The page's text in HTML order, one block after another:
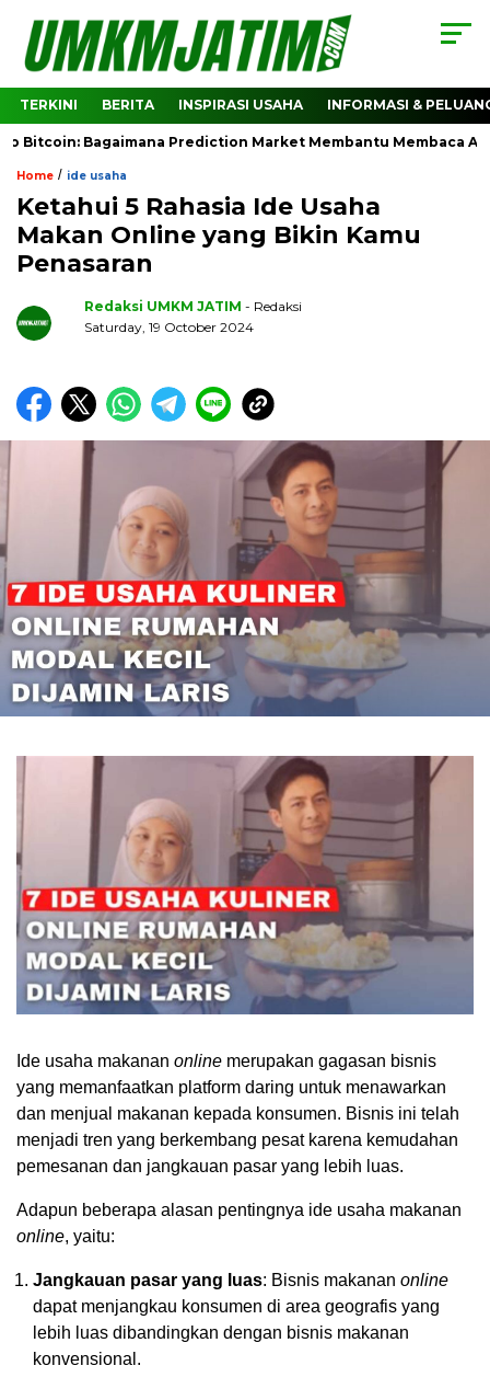
TERKINI BERITA INSPIRASI USAHA INFORMASI &
Bagaimana Prediction Market Membantu Membaca Arah
Home / ide usaha
Ketahui 5 Rahasia Ide Usaha
Makan Online yang Bikin Kamu
Penasaran
Redaksi UMKM JATIM - Redaksi
Saturday, 19 October 2024
Ide usaha makanan online merupakan gagasan bisnis
yang memanfaatkan platform daring untuk menawarkan
dan menjual makanan kepada konsumen. Bisnis ini telah
menjadi tren yang berkembang pesat karena kemudahan
pemesanan dan jangkauan pasar yang lebih luas.
Adapun beberapa alasan pentingnya ide usaha makanan
online, yaitu:
Jangkauan pasar yang luas: Bisnis makanan online
dapat menjangkau konsumen di area geografis yang
lebih luas dibandingkan dengan bisnis makanan
konvensional.